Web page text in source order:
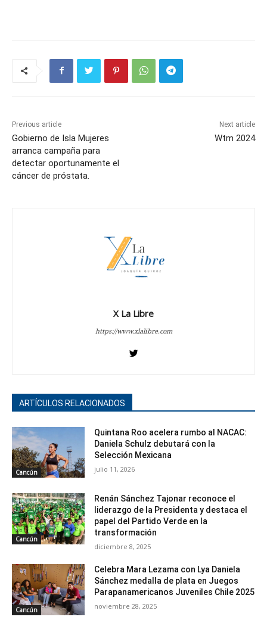
Previous article
Gobierno de Isla Mujeres
arranca campaña para
detectar oportunamente el
cáncer de próstata.
Next article
Wtm 2024
X La Libre
https://www.xlalibre.com
ARTÍCULOS RELACIONADOS
Cancún
Quintana Roo acelera rumbo al NACAC:
Daniela Schulz debutará con la
Selección Mexicana
julio 11, 2026
Cancún
Renán Sánchez Tajonar reconoce el
liderazgo de la Presidenta y destaca el
papel del Partido Verde en la
transformación
diciembre 8, 2025
Cancún
Celebra Mara Lezama con Lya Daniela
Sánchez medalla de plata en Juegos
Parapanamericanos Juveniles Chile 2025
noviembre 28, 2025